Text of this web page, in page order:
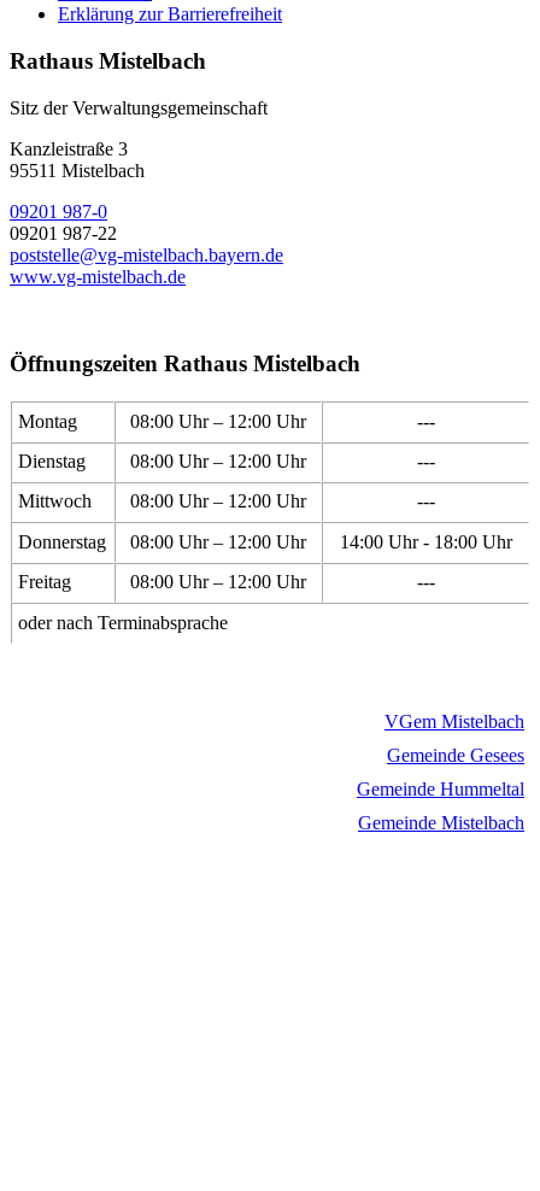
Erklärung zur Barrierefreiheit
Rathaus Mistelbach
Sitz der Verwaltungsgemeinschaft
Kanzleistraße 3
95511 Mistelbach
09201 987-0
09201 987-22
poststelle@vg-mistelbach.bayern.de
www.vg-mistelbach.de
Öffnungszeiten Rathaus Mistelbach
Montag 08:00 Uhr – 12:00 Uhr
---
Dienstag
08:00 Uhr – 12:00 Uhr
---
Mittwoch
08:00 Uhr – 12:00 Uhr
---
Donnerstag
08:00 Uhr – 12:00 Uhr
14:00 Uhr - 18:00 Uhr
Freitag
08:00 Uhr – 12:00 Uhr
---
oder nach Terminabsprache
VGem Mistelbach
Gemeinde Gesees
Gemeinde Hummeltal
Gemeinde Mistelbach